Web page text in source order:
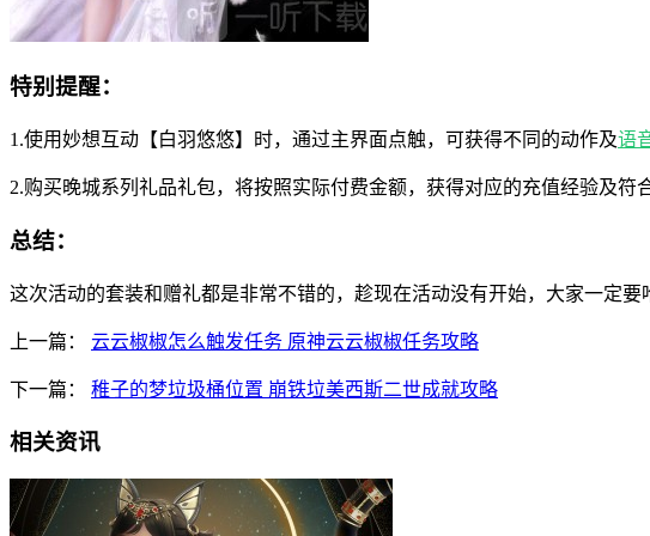
特别提醒：
1.使用妙想互动【白羽悠悠】时，通过主界面点触，可获得不同的动作及语
2.购买晚城系列礼品礼包，将按照实际付费金额，获得对应的充值经验及
总结：
这次活动的套装和赠礼都是非常不错的，趁现在活动没有开始，大家一定要
上一篇： 云云椒椒怎么触发任务 原神云云椒椒任务攻略
下一篇： 稚子的梦垃圾桶位置 崩铁垃美西斯二世成就攻略
相关资讯